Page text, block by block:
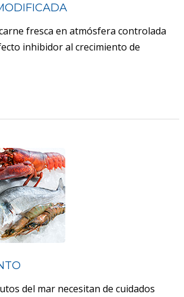
fresca en atmósfera controlada
inhibidor al crecimiento de
del mar necesitan de cuidados